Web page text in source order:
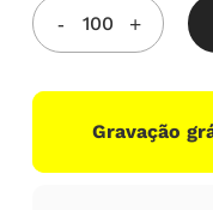
Gravação